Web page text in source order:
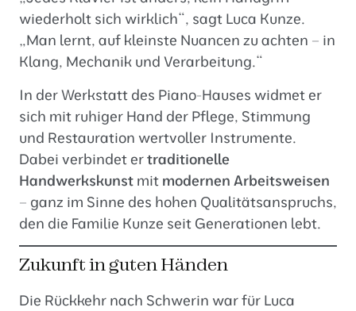
wiederholt sich wirklich“, sagt Luca Kunze.
„Man lernt, auf kleinste Nuancen zu achten – in
Klang, Mechanik und Verarbeitung.“
In der Werkstatt des Piano-Hauses widmet er
sich mit ruhiger Hand der Pflege, Stimmung
und Restauration wertvoller Instrumente.
Dabei verbindet ertraditionelle
Handwerkskunst mit modernen Arbeitsweisen
– ganz im Sinne des hohen Qualitätsanspruchs,
den die Familie Kunze seit Generationen lebt.
Zukunft in guten Händen
Die Rückkehr nach Schwerin war für Luca